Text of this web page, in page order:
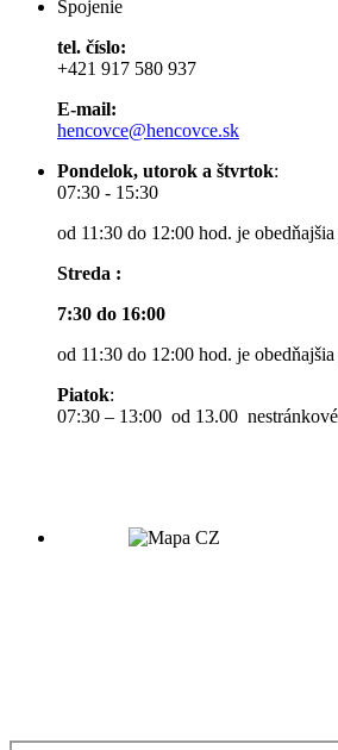
Spojenie
tel. číslo:
+421 917 580 937
E-mail:
hencovce@hencovce.sk
Pondelok, utorok a štvrtok:
07:30 - 15:30
od 11:30 do 12:00 hod. je obedňajšia
Streda :
7:30 do 16:00
od 11:30 do 12:00 hod. je obedňajšia
Piatok:
07:30 – 13:00 od 13.00